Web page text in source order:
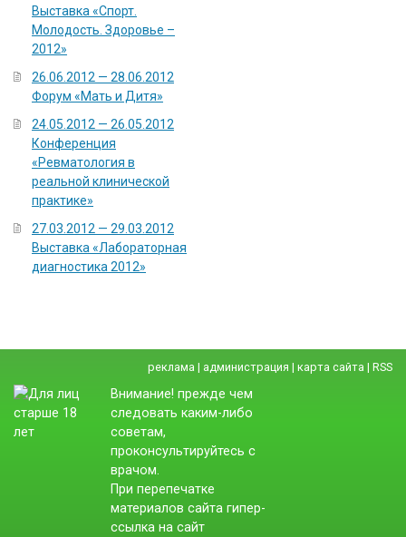
Выставка «Спорт.
Молодость. Здоровье –
2012»
26.06.2012 — 28.06.2012
Форум «Мать и Дитя»
24.05.2012 — 26.05.2012
Конференция
«Ревматология в
реальной клинической
практике»
27.03.2012 — 29.03.2012
Выставка «Лабораторная
диагностика 2012»
реклама | администрация | карта сайта | RSS
Внимание! прежде чем
следовать каким-либо
советам,
проконсультируйтесь с
врачом.
При перепечатке
материалов сайта гипер-
ссылка на сайт